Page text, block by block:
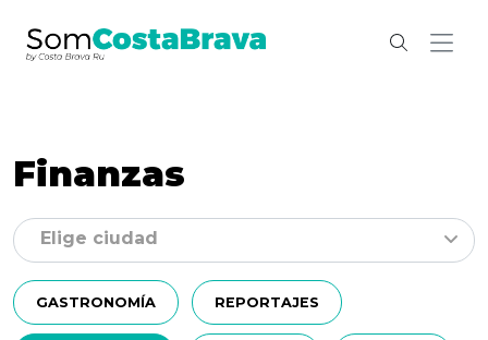
Finanzas
GASTRONOMÍA REPORTAJES
Elige ciudad